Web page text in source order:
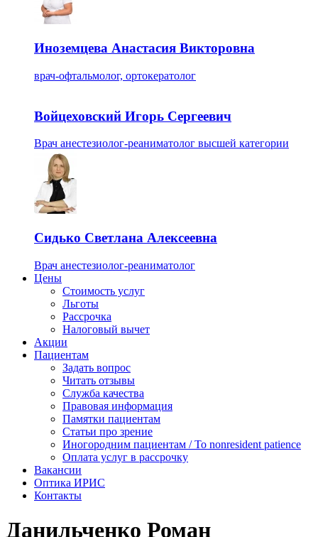
Иноземцева Анастасия Викторовна
врач-офтальмолог, ортокератолог
Войцеховский Игорь Сергеевич
Врач анестезиолог-реаниматолог высшей категории
Сидько Светлана Алексеевна
Врач анестезиолог-реаниматолог
Цены
Стоимость услуг
Льготы
Рассрочка
Налоговый вычет
Акции
Пациентам
Задать вопрос
Читать отзывы
Служба качества
Правовая информация
Памятки пациентам
Статьи про зрение
Иногородним пациентам / To nonresident patience
Оплата услуг в рассрочку
Вакансии
Оптика ИРИС
Контакты
Данильченко Роман